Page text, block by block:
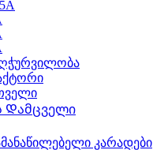
Დამცველი
კარადები